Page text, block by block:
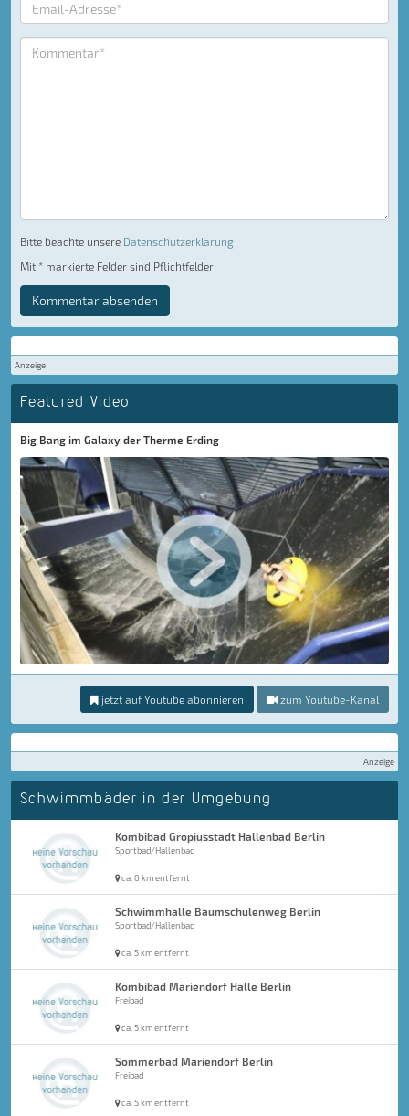
Bitte beachte unsere Datenschutzerklärung
Mit * markierte Felder sind Pflichtfelder
Kommentar absenden
Anzeige
Featured Video
Big Bang im Galaxy der Therme Erding
jetzt auf Youtube abonnieren zum Youtube-Kanal
Anzeige
Schwimmbäder in der Umgebung
Kombibad Gropiusstadt Hallenbad Berlin
Sportbad/Hallenbad
ca. 0 km entfernt
Schwimmhalle Baumschulenweg Berlin
Sportbad/Hallenbad
ca. 5 km entfernt
Kombibad Mariendorf Halle Berlin
Freibad
ca. 5 km entfernt
Sommerbad Mariendorf Berlin
Freibad
ca. 5 km entfernt